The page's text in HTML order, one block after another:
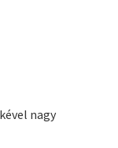
nagy